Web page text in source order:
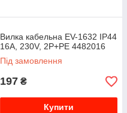
Вилка кабельна EV-1632 IP44
16A, 230V, 2P+PE 4482016
Під замовлення
197 ₴
Купити